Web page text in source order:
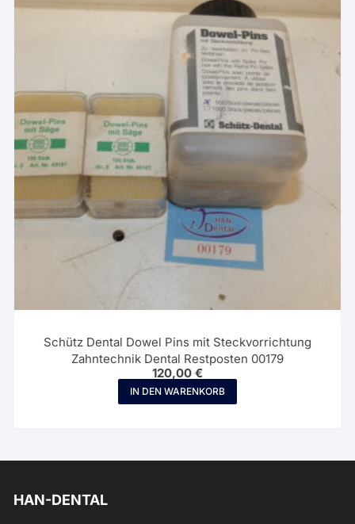
Schütz Dental Dowel Pins mit Steckvorrichtung
Zahntechnik Dental Restposten 00179
120,00 €
IN DEN WARENKORB
HAN-DENTAL